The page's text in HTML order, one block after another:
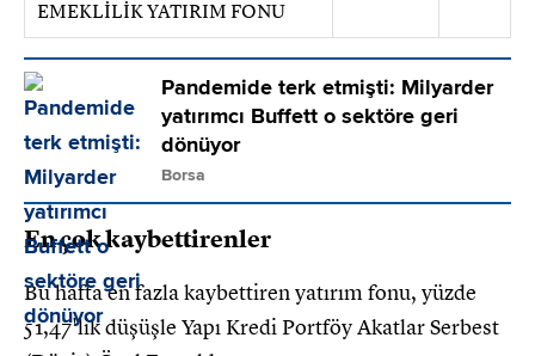
EMEKLİLİK YATIRIM FONU
Pandemide terk etmişti: Milyarder
yatırımcı Buffett o sektöre geri
dönüyor
Borsa
En çok kaybettirenler
Bu hafta en fazla kaybettiren yatırım fonu, yüzde
51,47'lik düşüşle Yapı Kredi Portföy Akatlar Serbest